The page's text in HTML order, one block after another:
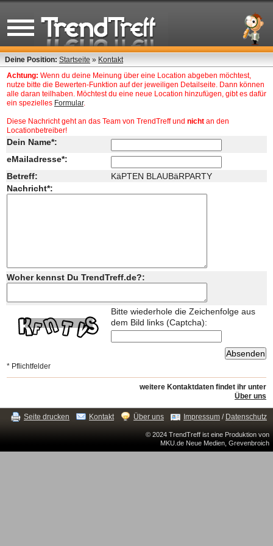
Deine Position: Startseite » Kontakt
Achtung: Wenn du deine Meinung über eine Location abgeben möchtest,
nutze bitte die Bewerten-Funktion auf der jeweiligen Detailseite. Dann können
alle daran teilhaben. Möchtest du eine neue Location hinzufügen, gibt es dafür
ein spezielles Formular.
Diese Nachricht geht an das Team von TrendTreff und nicht an den
Locationbetreiber!
Dein Name*:
eMailadresse*:
Betreff:
KäPTEN BLAUBäRPARTY
Nachricht*:
Woher kennst Du TrendTreff.de?:
Bitte wiederhole die Zeichenfolge aus
dem Bild links (Captcha):
* Pflichtfelder
weitere Kontaktdaten findet ihr unter
Über uns
Seite drucken Kontakt Über uns Impressum / Datenschutz
© 2024 TrendTreff ist eine Produktion von
MKU.de Neue Medien, Grevenbroich